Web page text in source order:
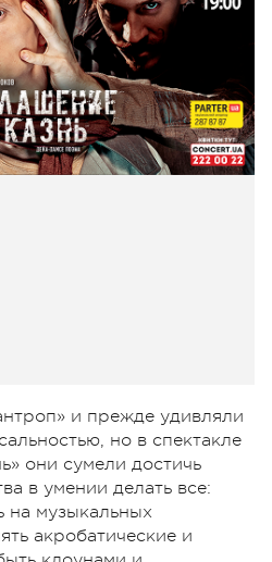
и прежде удивляли
но в спектакле
они сумели достичь
в умении делать все:
на музыкальных
акробатические и